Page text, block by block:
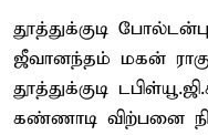
தூத்துக்குடி
ஜீவானந்தம் மகன்
தூத்துக்குடி
கண்ணாடி விற்பனை